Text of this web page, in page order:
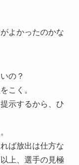
よかったのかな
の？
こく。
示するから、ひ
ば放出は仕方な
上、選手の見極